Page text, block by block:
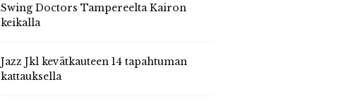
Swing Doctors Tampereelta Kairon
keikalla
Jazz Jkl kevätkauteen 14 tapahtuman
kattauksella